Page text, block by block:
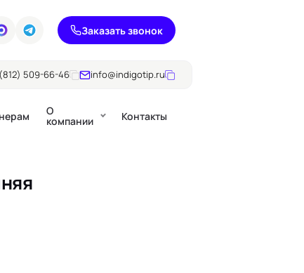
Заказать звонок
509-66-46 info@indigotip.ru
О
компании Контакты